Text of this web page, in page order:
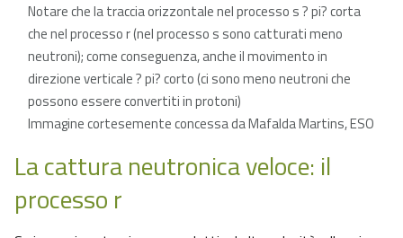
Notare che la traccia orizzontale nel processo s ? pi? corta
che nel processo r (nel processo s sono catturati meno
neutroni); come conseguenza, anche il movimento in
direzione verticale ? pi? corto (ci sono meno neutroni che
possono essere convertiti in protoni)
Immagine cortesemente concessa da Mafalda Martins, ESO
La cattura neutronica veloce: il
processo r